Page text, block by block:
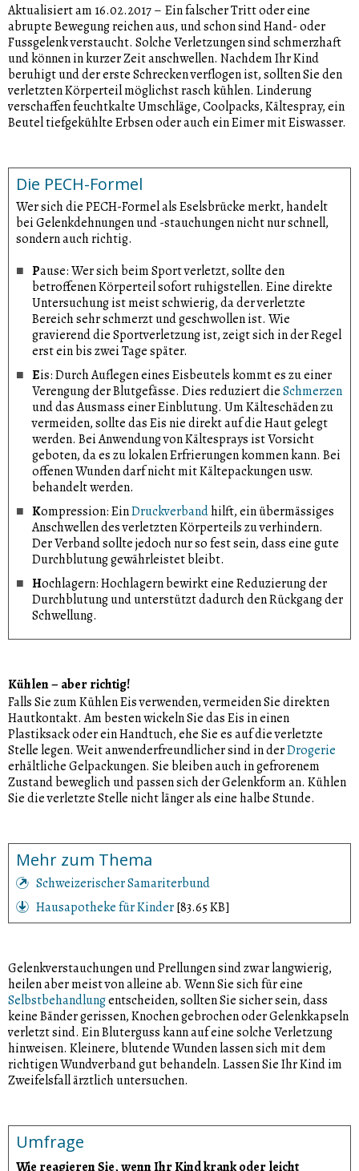
Aktualisiert am 16.02.2017– Ein falscher Tritt oder eine
abrupte Bewegung reichen aus, und schon sind Hand- oder
Fussgelenk verstaucht. Solche Verletzungen sind schmerzhaft
und können in kurzer Zeit anschwellen. Nachdem Ihr Kind
beruhigt und der erste Schrecken verflogen ist, sollten Sie den
verletzten Körperteil möglichst rasch kühlen. Linderung
verschaffen feuchtkalte Umschläge, Coolpacks, Kältespray, ein
Beutel tiefgekühlte Erbsen oder auch ein Eimer mit Eiswasser.
Die PECH-Formel
Wer sich die PECH-Formel als Eselsbrücke merkt, handelt
bei Gelenkdehnungen und -stauchungen nicht nur schnell,
sondern auch richtig.
Pause:Wer sich beim Sport verletzt, sollte den
betroffenen Körperteil sofort ruhigstellen. Eine direkte
Untersuchung ist meist schwierig, da der verletzte
Bereich sehr schmerzt und geschwollen ist. Wie
gravierend die Sportverletzung ist, zeigt sich in der Regel
erst ein bis zwei Tage später.
Eis:Durch Auflegen eines Eisbeutels kommt es zu einer
Verengung der Blutgefässe. Dies reduziert dieSchmerzen
und das Ausmass einer Einblutung. Um Kälteschäden zu
vermeiden, sollte das Eis nie direkt auf die Haut gelegt
werden. Bei Anwendung von Kältesprays ist Vorsicht
geboten, da es zu lokalen Erfrierungen kommen kann. Bei
offenen Wunden darf nicht mit Kältepackungen usw.
behandelt werden.
Kompression:EinDruckverbandhilft, ein übermässiges
Anschwellen des verletzten Körperteils zu verhindern.
Der Verband sollte jedoch nur so fest sein, dass eine gute
Durchblutung gewährleistet bleibt.
Hochlagern:Hochlagern bewirkt eine Reduzierung der
Durchblutung und unterstützt dadurch den Rückgang der
Schwellung.
Kühlen – aber richtig!
Falls Sie zum Kühlen Eis verwenden, vermeiden Sie direkten
Hautkontakt. Am besten wickeln Sie das Eis in einen
Plastiksack oder ein Handtuch, ehe Sie es auf die verletzte
Stelle legen. Weit anwenderfreundlicher sind in derDrogerie
erhältliche Gelpackungen. Sie bleiben auch in gefrorenem
Zustand beweglich und passen sich der Gelenkform an. Kühlen
Sie die verletzte Stelle nicht länger als eine halbe Stunde.
Mehr zum Thema
Schweizerischer Samariterbund
Hausapotheke für Kinder[83.65 KB]
Gelenkverstauchungen und Prellungen sind zwar langwierig,
heilen aber meist von alleine ab. Wenn Sie sich für eine
Selbstbehandlungentscheiden, sollten Sie sicher sein, dass
keine Bänder gerissen, Knochen gebrochen oder Gelenkkapseln
verletzt sind. Ein Bluterguss kann auf eine solche Verletzung
hinweisen. Kleinere, blutende Wunden lassen sich mit dem
richtigen Wundverband gut behandeln. Lassen Sie Ihr Kind im
Zweifelsfall ärztlich untersuchen.
Umfrage
Wie reagieren Sie, wenn Ihr Kind krank oder leicht